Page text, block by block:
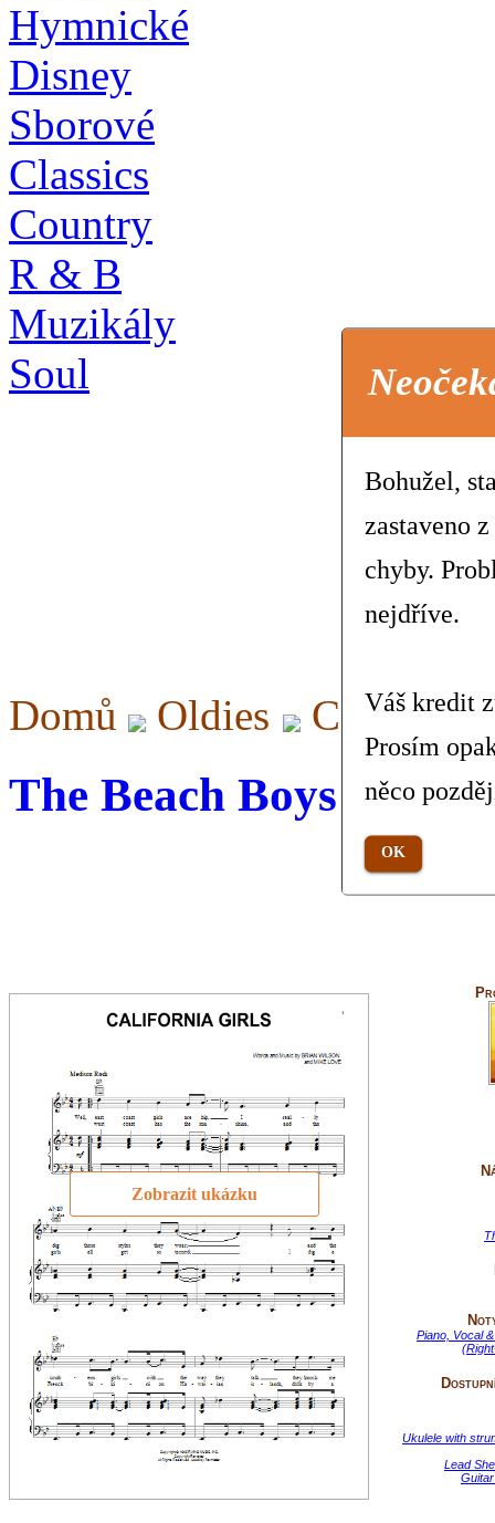
Hymnické
Disney
Sborové
Classics
Country
R & B
Muzikály
Soul
Domů Oldies
The Beach Boys -
Zobrazit ukázku
Piano, Vocal
Ukulele with
Lead
Bohužel,
zastaveno
chyby.
nejdříve.
Váš kredit
Prosím
něco
OK